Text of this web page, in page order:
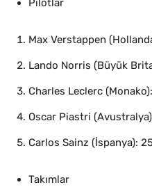
Pilotlar
Max Verstappen
Lando Norris (Büyük
Charles Leclerc
Oscar Piastri
Carlos Sainz (İspanya):
Takımlar